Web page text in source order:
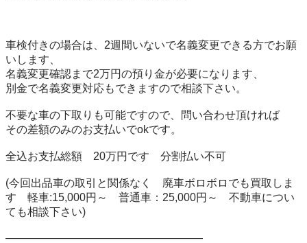
車検付きの場合は、2週間いないで名義変更できる方でお願
いします、
名義変更確認まで2万円の預り金が必要になります、
別金で名義変更対応もできますので相談下さい。
不要な車の下取りも可能ですので、問い合わせ頂ければ
その差額のみのお支払いでokです。
全込お支払総額　20万円です　分割払い不可
(今回出品車の取引と関係なく　廃車ボロボロでも買取しま
す　軽車:15,000円～　普通車：25,000円～　不動車につい
ても相談下さい)
——————————————————